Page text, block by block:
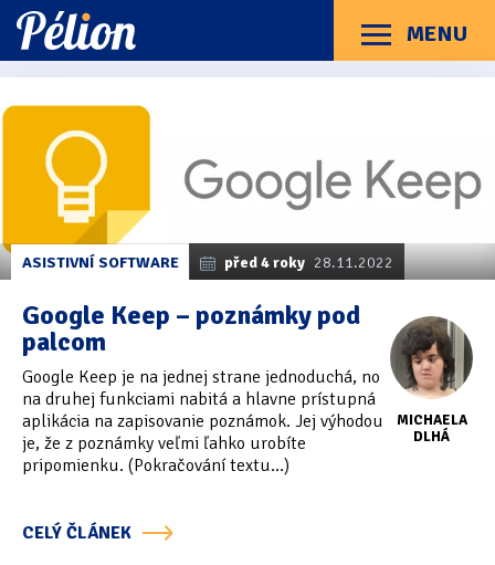
Přejít
na
štítky
Přejít
na
kategorie
Přejít
na
obsah
MENU
Menu
Kategorie článků
Dotazníky
Hardware(163)
Braillské řádky(31)
Lupy(8)
Mobilní zařízení
Počítače a notebooky(66)
Zápisníky(7)
Oficiální materiály
Články
kategorie
Google
Keep
ASISTIVNÍ SOFTWARE před 4 roky 28.11.2022
MICHAELA
DLHÁ
Google Keep – poznámky pod
palcom
Google Keep je na jednej strane jednoduchá, no
na druhej funkciami nabitá a hlavne prístupná
aplikácia na zapisovanie poznámok. Jej výhodou
je, že z poznámky veľmi ľahko urobíte
pripomienku. (Pokračování textu…)
CELÝ ČLÁNEK